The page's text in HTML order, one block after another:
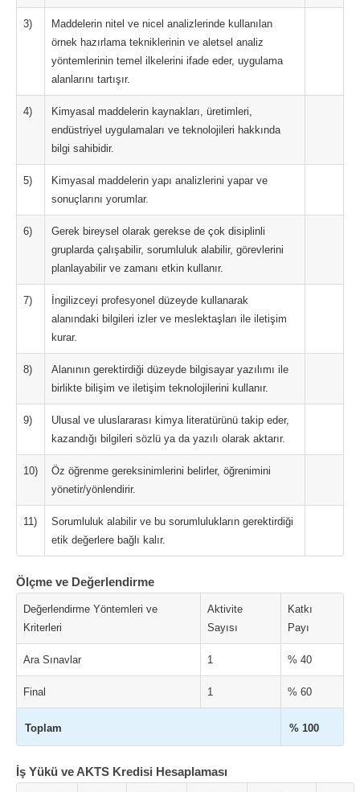
3)
Maddelerin nitel ve nicel analizlerinde kullanılan
örnek hazırlama tekniklerinin ve aletsel analiz
yöntemlerinin temel ilkelerini ifade eder, uygulama
alanlarını tartışır.
4)
Kimyasal maddelerin kaynakları, üretimleri,
endüstriyel uygulamaları ve teknolojileri hakkında
bilgi sahibidir.
5)
Kimyasal maddelerin yapı analizlerini yapar ve
sonuçlarını yorumlar.
6)
Gerek bireysel olarak gerekse de çok disiplinli
gruplarda çalışabilir, sorumluluk alabilir, görevlerini
planlayabilir ve zamanı etkin kullanır.
7)
İngilizceyi profesyonel düzeyde kullanarak
alanındaki bilgileri izler ve meslektaşları ile iletişim
kurar.
8)
Alanının gerektirdiği düzeyde bilgisayar yazılımı ile
birlikte bilişim ve iletişim teknolojilerini kullanır.
9)
Ulusal ve uluslararası kimya literatürünü takip eder,
kazandığı bilgileri sözlü ya da yazılı olarak aktarır.
10)
Öz öğrenme gereksinimlerini belirler, öğrenimini
yönetir/yönlendirir.
11)
Sorumluluk alabilir ve bu sorumlulukların gerektirdiği
etik değerlere bağlı kalır.
Ölçme ve Değerlendirme
Değerlendirme Yöntemleri ve
Kriterleri
Aktivite
Sayısı
Katkı
Payı
Ara Sınavlar 1 % 40
Final 1 % 60
Toplam % 100
İş Yükü ve AKTS Kredisi Hesaplaması